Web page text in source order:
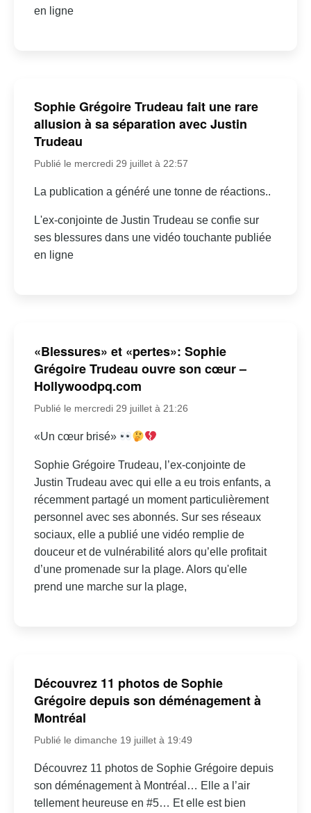
en ligne
Sophie Grégoire Trudeau fait une rare
allusion à sa séparation avec Justin
Trudeau
Publié le mercredi 29 juillet à 22:57
La publication a généré une tonne de réactions..
L'ex-conjointe de Justin Trudeau se confie sur
ses blessures dans une vidéo touchante publiée
en ligne
«Blessures» et «pertes»: Sophie
Grégoire Trudeau ouvre son cœur –
Hollywoodpq.com
Publié le mercredi 29 juillet à 21:26
«Un cœur brisé»
Sophie Grégoire Trudeau, l’ex-conjointe de
Justin Trudeau avec qui elle a eu trois enfants, a
récemment partagé un moment particulièrement
personnel avec ses abonnés. Sur ses réseaux
sociaux, elle a publié une vidéo remplie de
douceur et de vulnérabilité alors qu’elle profitait
d’une promenade sur la plage. Alors qu'elle
prend une marche sur la plage,
Découvrez 11 photos de Sophie
Grégoire depuis son déménagement à
Montréal
Publié le dimanche 19 juillet à 19:49
Découvrez 11 photos de Sophie Grégoire depuis
son déménagement à Montréal… Elle a l’air
tellement heureuse en #5… Et elle est bien